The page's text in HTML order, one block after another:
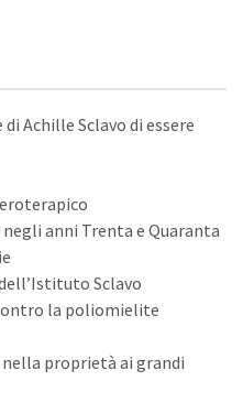
Achille Sclavo di essere
anni Trenta e Quaranta
Sclavo
la poliomielite
proprietà ai grandi